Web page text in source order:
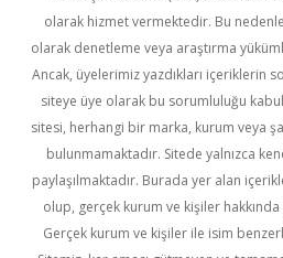
olarak hizmet vermektedir. Bu
olarak denetleme veya araştırma
Ancak, üyelerimiz yazdıkları içeriklerin
siteye üye olarak bu sorumluluğu
sitesi, herhangi bir marka, kurum veya
bulunmamaktadır. Sitede yalnızca
paylaşılmaktadır. Burada yer alan
olup, gerçek kurum ve kişiler hakkında
Gerçek kurum ve kişiler ile isim